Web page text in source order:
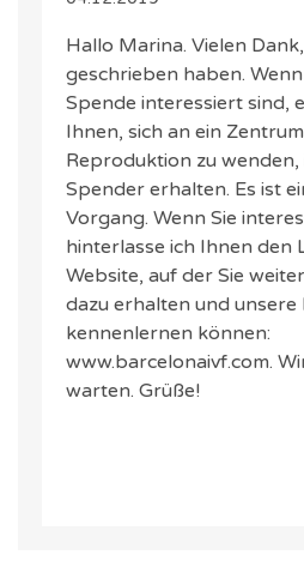
Hallo Marina. Vielen
geschrieben haben.
Spende interessiert sind,
Ihnen, sich an ein
Reproduktion zu wenden,
Spender erhalten. Es ist
Vorgang. Wenn Sie
hinterlasse ich Ihnen den
Website, auf der Sie
dazu erhalten und unsere
kennenlernen können:
www.barcelonaivf.com.
warten. Grüße!